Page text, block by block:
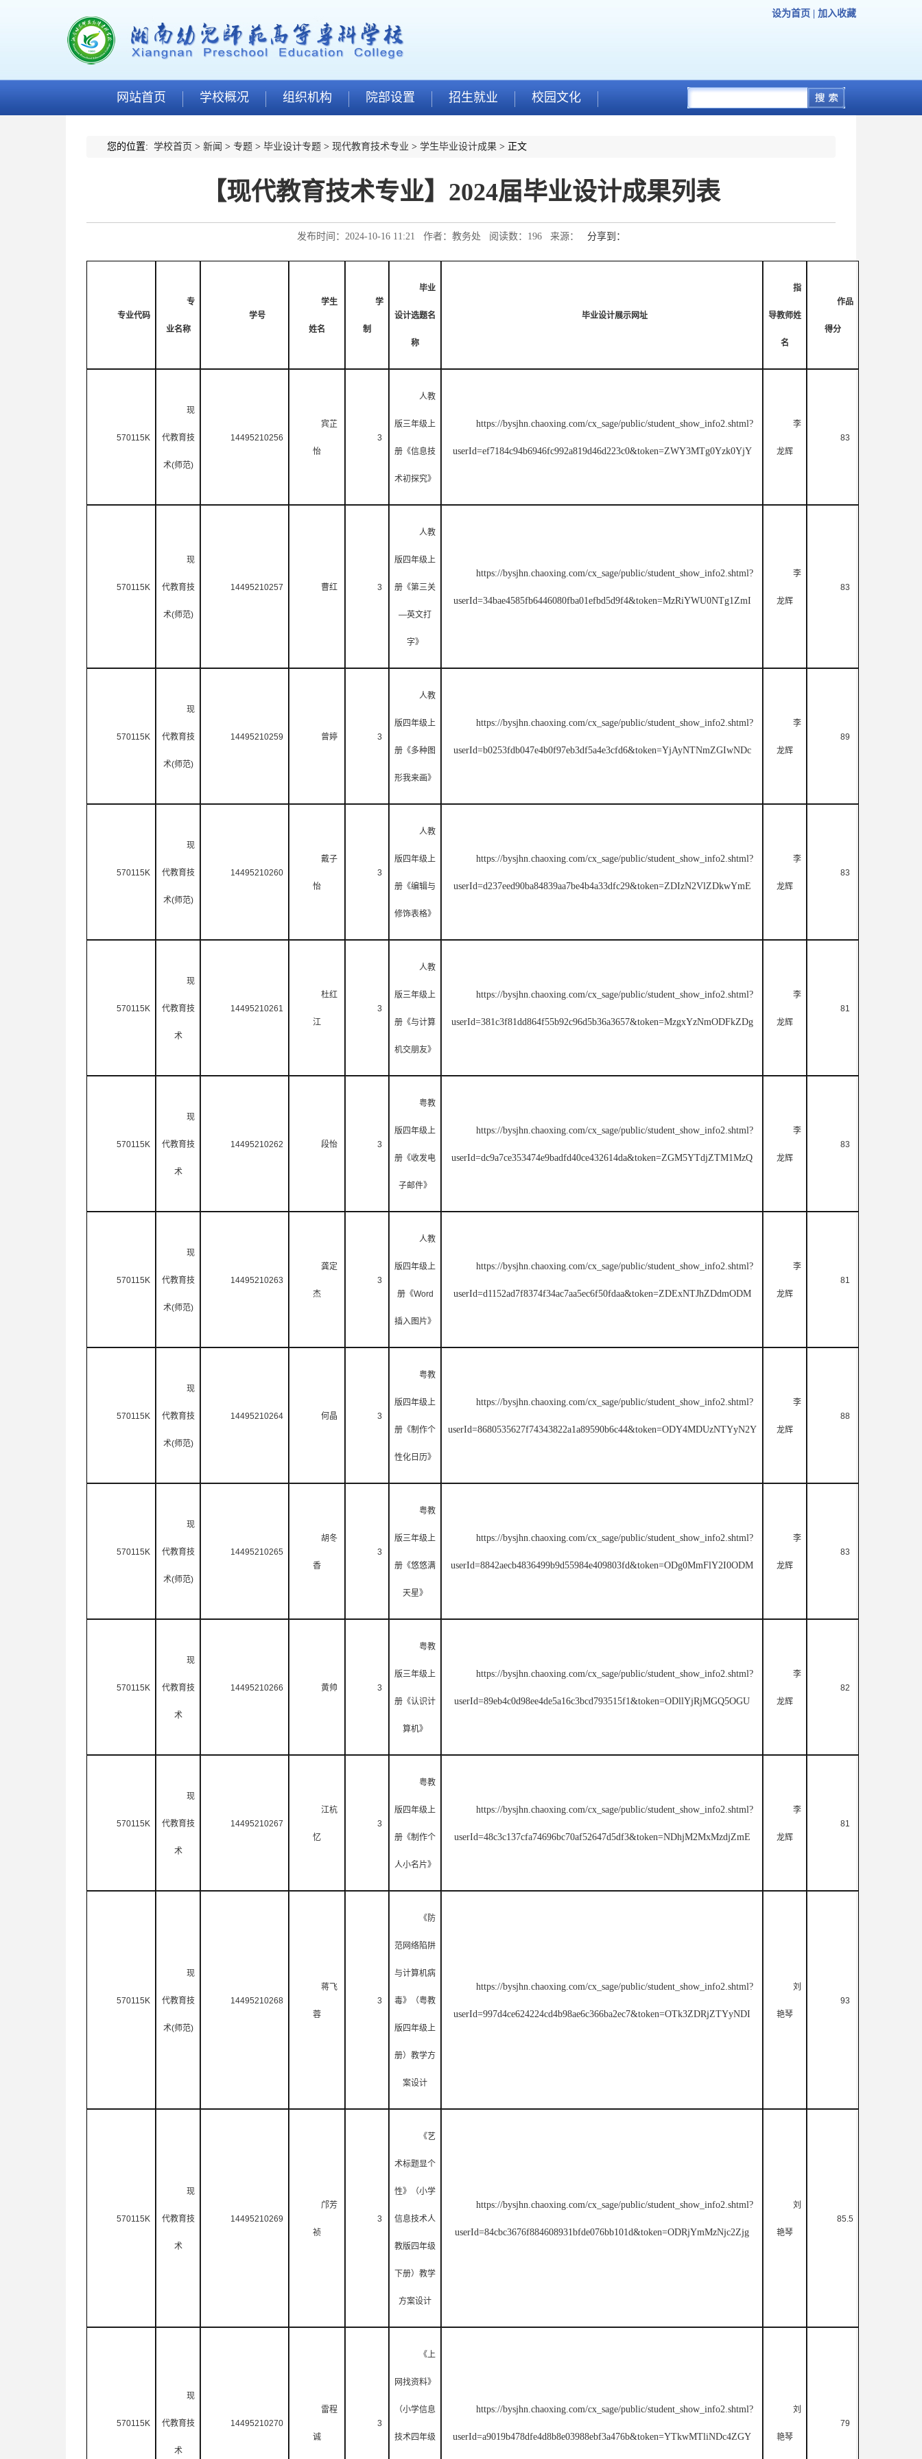
设为首页 加入收藏
网站首页 学校概况 组织机构 院部设置 招生就业 校园文化
您的位置: 学校首页 > 新闻 > 专题 > 毕业设计专题 > 现代教育技术专业 > 学生毕业设计成果 > 正文
【现代教育技术专业】2024届毕业设计成果列表
发布时间：2024-10-16 11:21 作者：教务处 阅读数： 196来源： 分享到：
专业代码
专
业名称
学号
学生
姓名
学
制
毕业
设计选题名
称
毕业设计展示网址
指
导教师姓
名
作品
得分
570115K
现
代教育技
术(师范)
14495210256
宾芷
怡
3
人教
版三年级上
册《信息技
术初探究》
https://bysjhn.chaoxing.com/cx_sage/public/student_show_info2.shtml?
userId=ef7184c94b6946fc992a819d46d223c0&token=ZWY3MTg0Yzk0YjY
李
龙辉
83
570115K
现
代教育技
术(师范)
14495210257 曹红 3
人教
版四年级上
册《第三关
—英文打
字》
https://bysjhn.chaoxing.com/cx_sage/public/student_show_info2.shtml?
userId=34bae4585fb6446080fba01efbd5d9f4&token=MzRiYWU0NTg1ZmI
李
龙辉
83
570115K
现
代教育技
术(师范)
14495210259 曾婷 3
人教
版四年级上
册《多种图
形我来画》
https://bysjhn.chaoxing.com/cx_sage/public/student_show_info2.shtml?
userId=b0253fdb047e4b0f97eb3df5a4e3cfd6&token=YjAyNTNmZGIwNDc
李
龙辉
89
570115K
现
代教育技
术(师范)
14495210260
戴子
怡
3
人教
版四年级上
册《编辑与
修饰表格》
https://bysjhn.chaoxing.com/cx_sage/public/student_show_info2.shtml?
userId=d237eed90ba84839aa7be4b4a33dfc29&token=ZDIzN2VlZDkwYmE
李
龙辉
83
570115K
现
代教育技
术
14495210261
杜红
江
3
人教
版三年级上
册《与计算
机交朋友》
https://bysjhn.chaoxing.com/cx_sage/public/student_show_info2.shtml?
userId=381c3f81dd864f55b92c96d5b36a3657&token=MzgxYzNmODFkZDg
李
龙辉
81
570115K
现
代教育技
术
14495210262 段怡 3
粤教
版四年级上
册《收发电
子邮件》
https://bysjhn.chaoxing.com/cx_sage/public/student_show_info2.shtml?
userId=dc9a7ce353474e9badfd40ce432614da&token=ZGM5YTdjZTM1MzQ
李
龙辉
83
570115K
现
代教育技
术(师范)
14495210263
龚定
杰
3
人教
版四年级上
册《Word
插入图片》
https://bysjhn.chaoxing.com/cx_sage/public/student_show_info2.shtml?
userId=d1152ad7f8374f34ac7aa5ec6f50fdaa&token=ZDExNTJhZDdmODM
李
龙辉
81
570115K
现
代教育技
术(师范)
14495210264 何晶 3
粤教
版四年级上
册《制作个
性化日历》
https://bysjhn.chaoxing.com/cx_sage/public/student_show_info2.shtml?
userId=8680535627f74343822a1a89590b6c44&token=ODY4MDUzNTYyN2Y
李
龙辉
88
570115K
现
代教育技
术(师范)
14495210265
胡冬
香
3
粤教
版三年级上
册《悠悠满
天星》
https://bysjhn.chaoxing.com/cx_sage/public/student_show_info2.shtml?
userId=8842aecb4836499b9d55984e409803fd&token=ODg0MmFlY2I0ODM
李
龙辉
83
570115K
现
代教育技
术
14495210266 黄帅 3
粤教
版三年级上
册《认识计
算机》
https://bysjhn.chaoxing.com/cx_sage/public/student_show_info2.shtml?
userId=89eb4c0d98ee4de5a16c3bcd793515f1&token=ODllYjRjMGQ5OGU
李
龙辉
82
570115K
现
代教育技
术
14495210267
江杭
忆
3
粤教
版四年级上
册《制作个
人小名片》
https://bysjhn.chaoxing.com/cx_sage/public/student_show_info2.shtml?
userId=48c3c137cfa74696bc70af52647d5df3&token=NDhjM2MxMzdjZmE
李
龙辉
81
570115K
现
代教育技
术(师范)
14495210268
蒋飞
蓉
3
《防
范网络陷阱
与计算机病
毒》（粤教
版四年级上
册）教学方
案设计
https://bysjhn.chaoxing.com/cx_sage/public/student_show_info2.shtml?
userId=997d4ce624224cd4b98ae6c366ba2ec7&token=OTk3ZDRjZTYyNDI
刘
艳琴
93
570115K
现
代教育技
术
14495210269
邝芳
祯
3
《艺
术标题显个
性》（小学
信息技术人
教版四年级
下册）教学
方案设计
https://bysjhn.chaoxing.com/cx_sage/public/student_show_info2.shtml?
userId=84cbc3676f884608931bfde076bb101d&token=ODRjYmMzNjc2Zjg
刘
艳琴
85.5
570115K
现
代教育技
术
14495210270
雷程
诚
3
《上
网找资料》
（小学信息
技术四年级
https://bysjhn.chaoxing.com/cx_sage/public/student_show_info2.shtml?
userId=a9019b478dfe4d8b8e03988ebf3a476b&token=YTkwMTliNDc4ZGY
刘
艳琴
79